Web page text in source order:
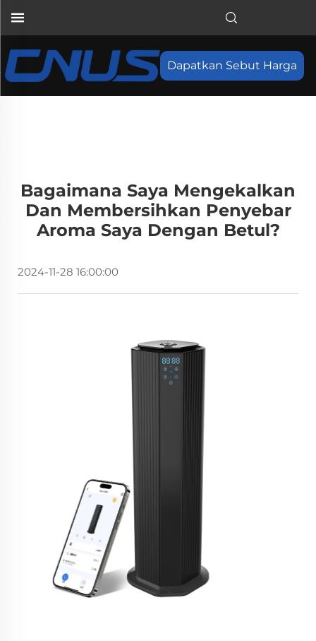
Dapatkan Sebut Harga
Bagaimana Saya Mengekalkan
Dan Membersihkan Penyebar
Aroma Saya Dengan Betul?
2024-11-28 16:00:00